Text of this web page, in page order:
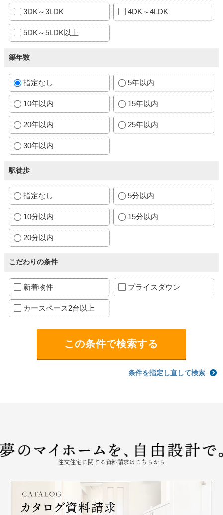
3DK～3LDK 4DK～4LDK
5DK～5LDK以上
築年数
指定なし 5年以内
10年以内 15年以内
20年以内 25年以内
30年以内
駅徒歩
指定なし 5分以内
10分以内 15分以内
20分以内
こだわりの条件
新着物件 プライスダウン
カースペース2台以上
条件を指定し直して検索
注文住宅に関する資料請求はこちらから